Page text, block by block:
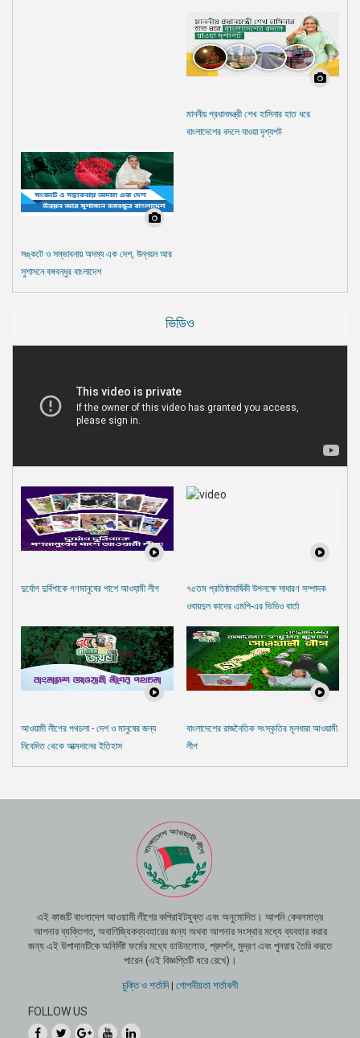
মাননীয় প্রধানমন্ত্রী শেখ হাসিনার হাত ধরে
বাংলাদেশের বদলে যাওয়া দৃশ্যপট
সঙ্কটে ও সম্ভাবনায় অদম্য এক দেশ, উন্নয়ন আর
সুশাসনে বঙ্গবন্ধুর বাংলাদেশ
ভিডিও
দুর্যোগ দুর্বিপাকে গণমানুষের পাশে আওযা়মী লীগ
৭৫তম প্রতিষ্ঠাবার্ষিকী উপলক্ষে সাধারণ সম্পাদক
ওবায়দুল কাদের এমপি-এর ভিডিও বার্তা
আওয়ামী লীগের পথচলা - দেশ ও মানুষের জন্য
নিবেদিত থেকে আত্মদানের ইতিহাস
বাংলাদেশের রাজনৈতিক সংস্কৃতির মূলধারা আওয়ামী
লীগ
এই কাজটি বাংলাদেশ আওয়ামী লীগের কপিরাইটযুক্ত এবং অনুমোদিত। আপনি কেবলমাত্র
আপনার ব্যক্তিগত, অবাণিজ্যিকব্যবহারের জন্য অথবা আপনার সংস্থার মধ্যে ব্যবহার করার
জন্য এই উপাদানটিকে অনির্দিষ্ট ফর্মের মধ্যে ডাউনলোড, প্রদর্শন, মুদ্রণ এবং পুনরায় তৈরি করতে
পারেন (এই বিজ্ঞপ্তিটি ধরে রেখে)।
চুক্তি ও শর্তাদি| গোপনীয়তা শর্তাবলী
FOLLOW US